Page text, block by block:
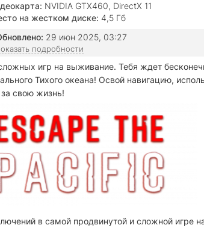
NVIDIA GTX460, DirectX 11
на жестком диске: 4,5 Гб
29 июн 2025, 03:27
подробности
игр на выживание. Тебя ждет
Тихого океана! Освой навигацию,
за свою жизнь!
в самой продвинутой и сложной игре